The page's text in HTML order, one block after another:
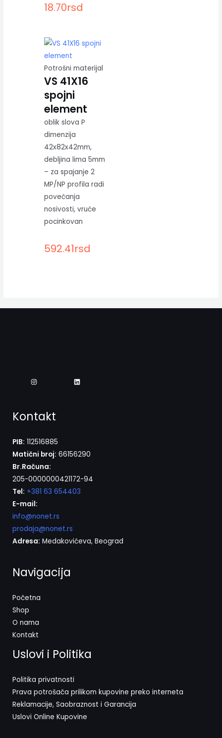
18.70rsd
Potrošni materijal
VS 41X16
spojni
element
oblik slova P
dimenzija
42x82x42mm,
debljina lima 5mm
– za spajanje 2
MP/NP profila radi
povećanja
nosivosti, vruće
pocinkovan
592.41rsd
Kontakt
PIB: 112516885
Matični broj: 66156290
Br.Računa:
205-0000000421172-94
Tel: +381 63 654403
E-mail:
info@nonet.rs
prodaja@nonet.rs
Adresa: Medakovićeva, Beograd
Navigacija
Početna
Shop
O nama
Kontakt
Uslovi i Politika
Politika privatnosti
Prava potrošača prilikom kupovine preko interneta
Reklamacije, Saobraznost i Garancija
Uslovi Online Kupovine